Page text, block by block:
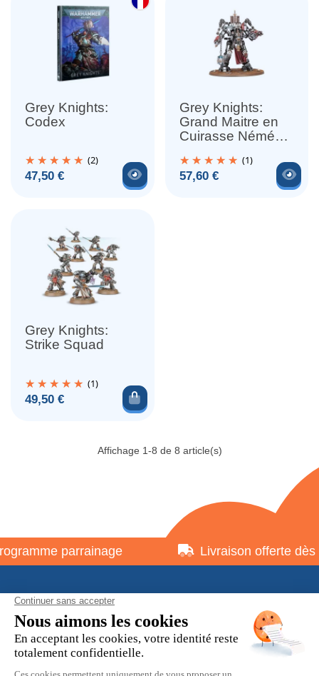
Grey Knights:
Codex
(2)
Prix
47,50 € Voir le produit
Grey Knights:
Grand Maitre en
Cuirasse Némésis
(1)
Prix
57,60 €
Grey Knights:
Strike Squad
(1)
Prix
49,50 € Ajouter au panier
Affichage 1-8 de 8 article(s)
parrainage Livraison offerte dès
À propos
Informations pratiques